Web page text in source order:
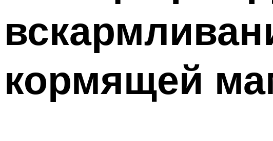
кормящей